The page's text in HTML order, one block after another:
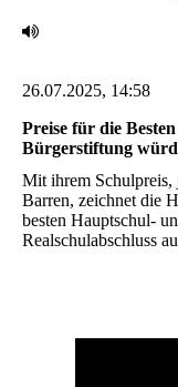
26.07.2025, 14:58
Preise für die
Bürgerstiftung
Mit ihrem
Barren, zeichnet die
besten Hauptschul-
Realschulabschluss